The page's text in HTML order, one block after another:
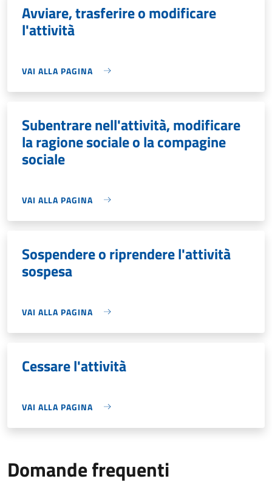
Avviare, trasferire o modificare
l'attività
VAI ALLA PAGINA
Subentrare nell'attività, modificare
la ragione sociale o la compagine
sociale
VAI ALLA PAGINA
Sospendere o riprendere l'attività
sospesa
VAI ALLA PAGINA
Cessare l'attività
VAI ALLA PAGINA
Domande frequenti